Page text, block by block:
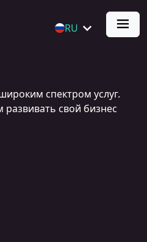
RU
спектром услуг.
свой бизнес